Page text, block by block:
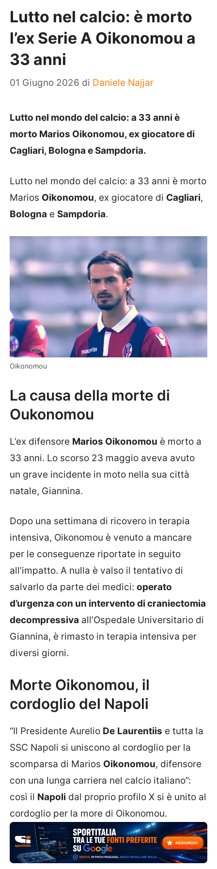
Lutto nel calcio: è morto
l’ex Serie A Oikonomou a
33 anni
01 Giugno 2026 di Daniele Najjar
Lutto nel mondo del calcio: a 33 anni è
morto Marios Oikonomou, ex giocatore di
Cagliari, Bologna e Sampdoria.
Lutto nel mondo del calcio: a 33 anni è morto
Marios Oikonomou, ex giocatore di Cagliari,
Bologna e Sampdoria.
Oikonomou
La causa della morte di
Oukonomou
L’ex difensore Marios Oikonomou è morto a
33 anni. Lo scorso 23 maggio aveva avuto
un grave incidente in moto nella sua città
natale, Giannina.
Dopo una settimana di ricovero in terapia
intensiva, Oikonomou è venuto a mancare
per le conseguenze riportate in seguito
all’impatto. A nulla è valso il tentativo di
salvarlo da parte dei medici: operato
d’urgenza con un intervento di craniectomia
decompressiva all’Ospedale Universitario di
Giannina, è rimasto in terapia intensiva per
diversi giorni.
Morte Oikonomou, il
cordoglio del Napoli
“Il Presidente Aurelio De Laurentiis e tutta la
SSC Napoli si uniscono al cordoglio per la
scomparsa di Marios Oikonomou, difensore
con una lunga carriera nel calcio italiano”:
così il Napoli dal proprio profilo X si è unito al
cordoglio per la more di Oikonomou.